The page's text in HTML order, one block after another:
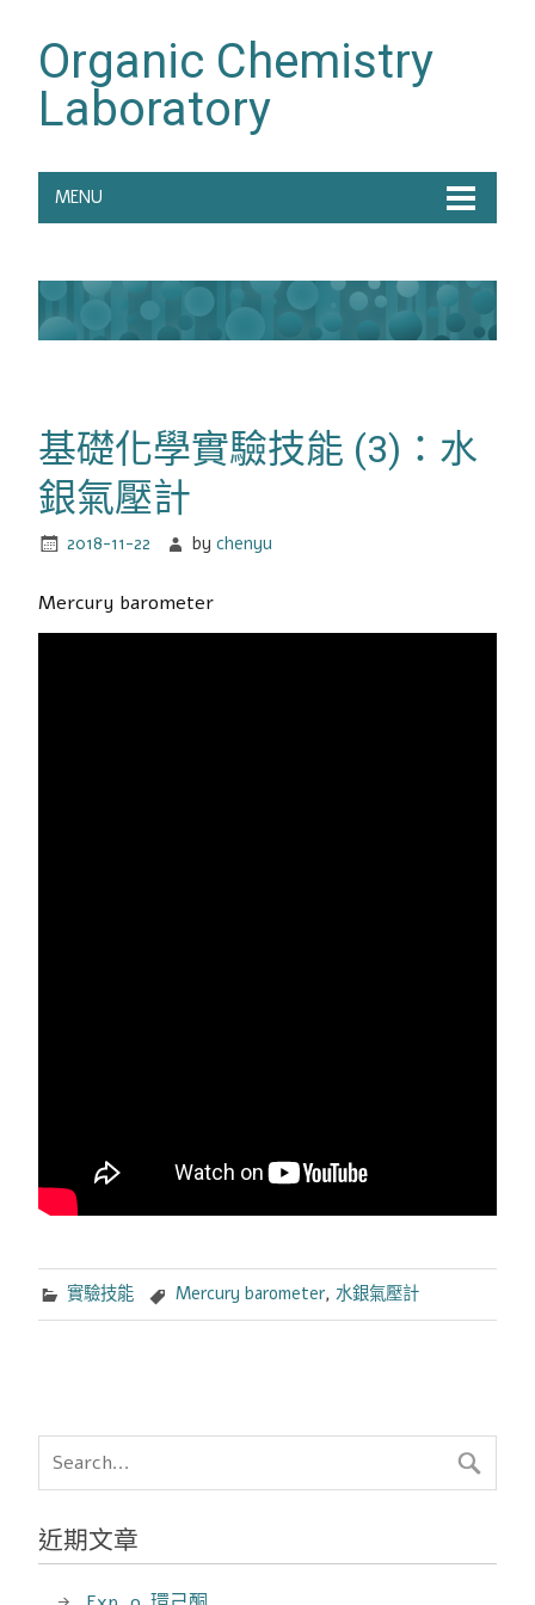
Organic Chemistry
Laboratory
MENU
基礎化學實驗技能 (3)：水
銀氣壓計
2018-11-22 bychenyu
Mercury barometer
實驗技能 Mercury barometer,水銀氣壓計
近期文章